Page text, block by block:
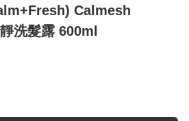
Calmesh
洗髮露 600ml